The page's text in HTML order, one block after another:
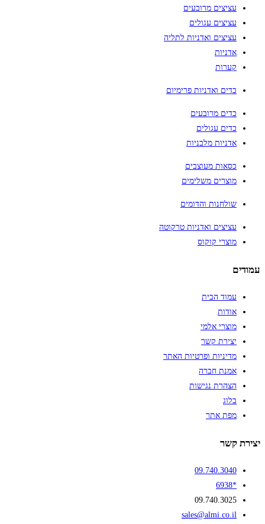
עציצים מרובעים
עציצים עגולים
עציצים ואדניות לתליה
אדניות
קערות
כדים ואדניות פרימיום
כדים מרובעים
כדים עגולים
אדניות מלבניות
כסאות מעוצבים
מוצרים משלימים
שולחנות והדומים
עציצים ואדניות טרקוטה
מוצרי קוקוס
עמודים
עמוד הבית
אודות
מוצרי אלמי
יצירת קשר
מדיניות ופרטיות האתר
אמנת חברה
הצהרת נגישות
בלוג
מפת אתר
יצירת קשר
09.740.3040
*6938
09.740.3025
sales@almi.co.il